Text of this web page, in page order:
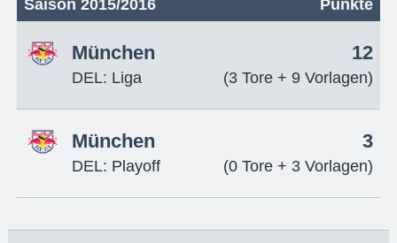
Saison 2015/2016 Punkte
München
DEL: Liga
12
(3 Tore + 9 Vorlagen)
München
DEL: Playoff
3
(0 Tore + 3 Vorlagen)